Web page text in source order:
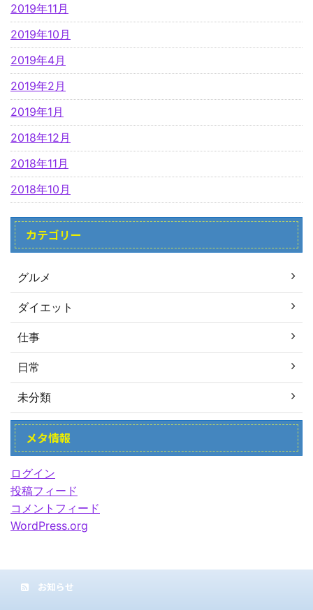
2019年11月
2019年10月
2019年4月
2019年2月
2019年1月
2018年12月
2018年11月
2018年10月
カテゴリー
グルメ
ダイエット
仕事
日常
未分類
メタ情報
ログイン
投稿フィード
コメントフィード
WordPress.org
お知らせ